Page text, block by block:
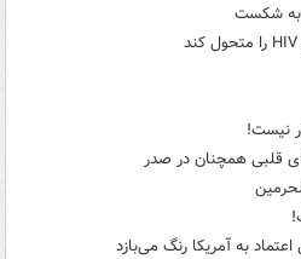
به شکست
نیست!
قلبی همچنان در صدر
به آمریکا رنگ می‌بازد